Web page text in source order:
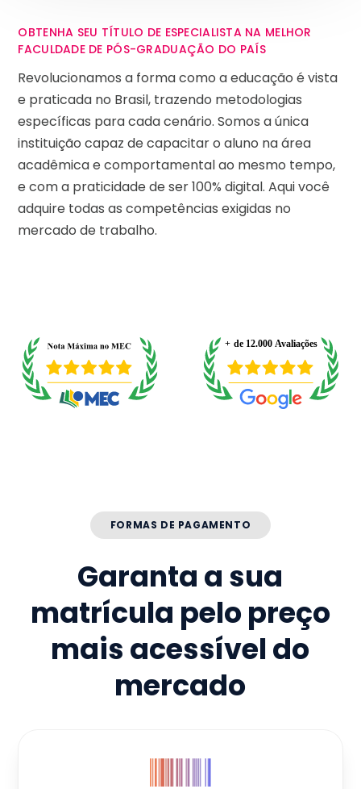
OBTENHA SEU TÍTULO DE ESPECIALISTA NA MELHOR
FACULDADE DE PÓS-GRADUAÇÃO DO PAÍS
Revolucionamos a forma como a educação é vista
e praticada no Brasil, trazendo metodologias
específicas para cada cenário. Somos a única
instituição capaz de capacitar o aluno na área
acadêmica e comportamental ao mesmo tempo,
e com a praticidade de ser 100% digital. Aqui você
adquire todas as competências exigidas no
mercado de trabalho.
FORMAS DE PAGAMENTO
Garanta a sua
matrícula pelo preço
mais acessível do
mercado